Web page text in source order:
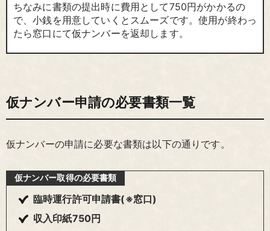
ちなみに書類の提出時に費用として750円がかかるの
で、小銭を用意していくとスムーズです。使用が終わっ
たら窓口にて仮ナンバーを返却します。
仮ナンバー申請の必要書類一覧
仮ナンバーの申請に必要な書類は以下の通りです。
仮ナンバー取得の必要書類
臨時運行許可申請書(※窓口)
収入印紙750円